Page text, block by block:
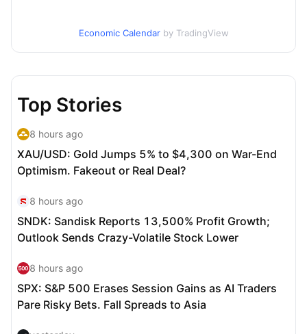
Economic Calendar by TradingView